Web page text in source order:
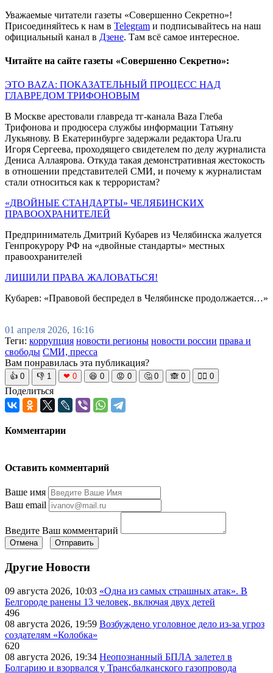
Уважаемые читатели газеты «Совершенно Секретно»!
Присоединяйтесь к нам в Telegram и подписывайтесь на наш
официальный канал в Дзене. Там всё самое интересное.
Читайте на сайте газеты «Совершенно Секретно»:
ЭТО BAZA: ПОКАЗАТЕЛЬНЫЙ ПРОЦЕСС НАД
ГЛАВРЕДОМ ТРИФОНОВЫМ
В Москве арестовали главреда тг-канала Baza Глеба
Трифонова и продюсера службы информации Татьяну
Лукьянову. В Екатеринбурге задержали редактора Ura.ru
Игоря Сергеева, проходящего свидетелем по делу журналиста
Дениса Аллаярова. Откуда такая демонстративная жестокость
в отношении представителей СМИ, и почему к журналистам
стали относиться как к террористам?
«ДВОЙНЫЕ СТАНДАРТЫ» ЧЕЛЯБИНСКИХ
ПРАВООХРАНИТЕЛЕЙ
Предприниматель Дмитрий Кубарев из Челябинска жалуется
Генпрокурору РФ на «двойные стандарты» местных
правоохранителей
ЛИШИЛИ ПРАВА ЖАЛОВАТЬСЯ!
Кубарев: «Правовой беспредел в Челябинске продолжается…»
01 апреля 2026, 16:16
Теги: коррупция новости регионы новости россии права и
свободы СМИ, пресса
Вам понравилась эта публикация?
👍 0 👎 1 ❤ 0 😆 0 😡 0 🤔 0 🙈 0 🧘‍♀️ 0
Поделиться
Комментарии
Оставить комментарий
Ваше имя
Ваш email
Введите Ваш комментарий
Отмена Отправить
Другие Новости
09 августа 2026, 10:03 «Одна из самых страшных атак». В
Белгороде ранены 13 человек, включая двух детей
496
08 августа 2026, 19:59 Возбуждено уголовное дело из-за угроз
создателям «Колобка»
620
08 августа 2026, 19:34 Неопознанный БПЛА залетел в
Болгарию и взорвался у Трансбалканского газопровода